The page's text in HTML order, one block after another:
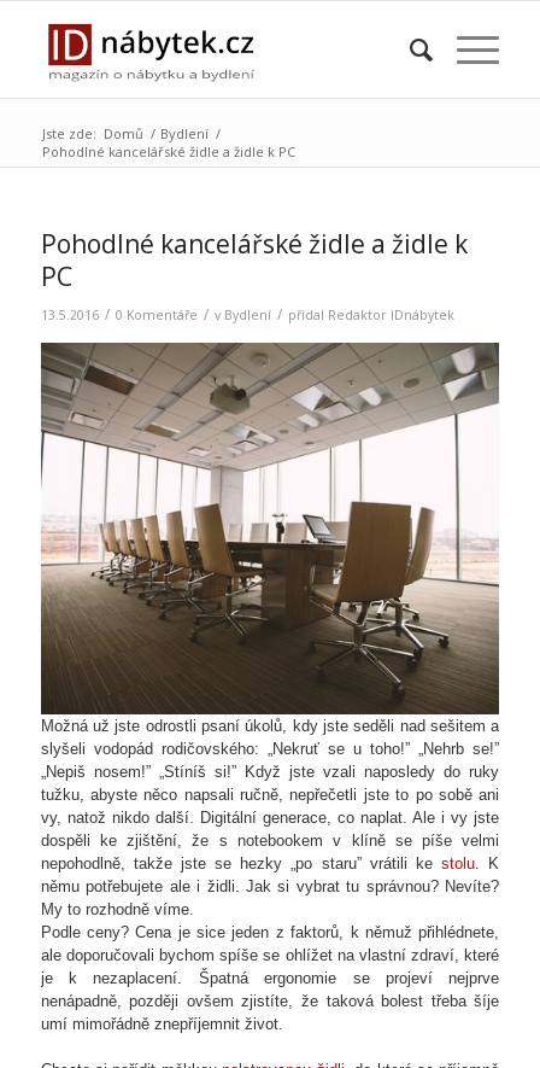
Jste zde: Domů / Bydlení /
Pohodlné kancelářské židle a židle k PC
Pohodlné kancelářské židle a židle k
PC
13.5.2016 / 0 Komentáře / v Bydlení / přidal Redaktor IDnábytek
Možná už jste odrostli psaní úkolů, kdy jste seděli nad sešitem a
slyšeli vodopád rodičovského: „Nekruť se u toho!” „Nehrb se!”
„Nepiš nosem!” „Stíníš si!” Když jste vzali naposledy do ruky
tužku, abyste něco napsali ručně, nepřečetli jste to po sobě ani
vy, natož nikdo další. Digitální generace, co naplat. Ale i vy jste
dospěli ke zjištění, že s notebookem v klíně se píše velmi
nepohodlně, takže jste se hezky „po staru” vrátili kestolu . K
němu potřebujete ale i židli. Jak si vybrat tu správnou? Nevíte?
My to rozhodně víme.
Podle ceny? Cena je sice jeden z faktorů, k němuž přihlédnete,
ale doporučovali bychom spíše se ohlížet na vlastní zdraví, které
je k nezaplacení. Špatná ergonomie se projeví nejprve
nenápadně, později ovšem zjistíte, že taková bolest třeba šíje
umí mimořádně znepříjemnit život.